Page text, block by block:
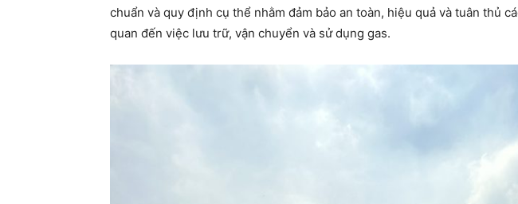
chuẩn và quy định cụ thể nhằm đảm bảo an toàn, hiệu quả và tuân thủ
quan đến việc lưu trữ, vận chuyển và sử dụng gas.